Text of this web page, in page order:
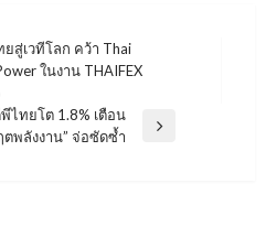
สู่เวทีโลก คว้า Thai
ในงาน THAIFEX
พีไทยโต 1.8% เตือน
ตพลังงาน” จ่อซัดซ้ำ